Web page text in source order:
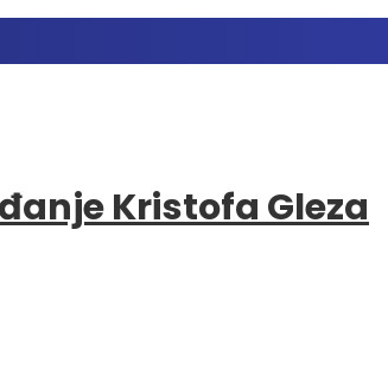
Kristofa Gleza